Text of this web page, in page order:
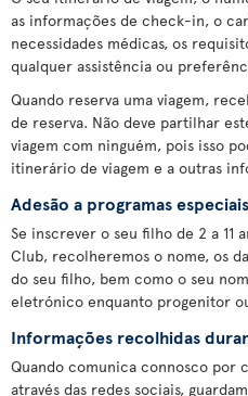
as informações de check-in, o
necessidades médicas, os
qualquer assistência ou
Quando reserva uma viagem,
de reserva. Não deve partilhar
viagem com ninguém, pois isso
itinerário de viagem e a outras
Adesão a programas especiais
Se inscrever o seu filho de 2 a 11
Club, recolheremos o nome, os
do seu filho, bem como o seu
eletrónico enquanto progenitor
Informações recolhidas
Quando comunica connosco
através das redes sociais,